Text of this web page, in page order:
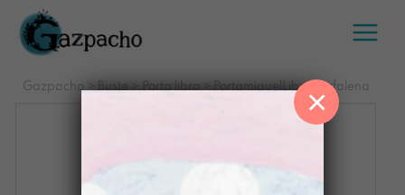
Salta
contenuto
Gazpacho > Buste > Porta libro> PortamiquelLibro Farfalena
×